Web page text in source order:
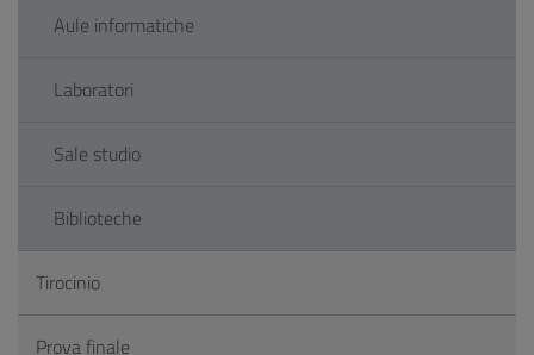
Aule informatiche
Laboratori
Sale studio
Biblioteche
Tirocinio
Prova finale